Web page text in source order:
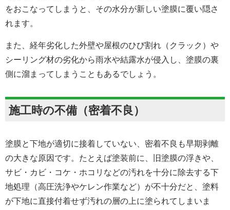
をおこなってしまうと、その水分が新しい塗膜に覆い隠さ
れます。
また、経年劣化した外壁や屋根のひび割れ（クラック）や
シーリング材の劣化から雨水や結露水が侵入し、塗膜の裏
側に溜まってしまうこともあるでしょう。
施工時の不備（密着不良）
塗膜と下地が適切に接着していない、密着不良も早期剥離
の大きな原因です。たとえば塗装前に、旧塗膜の浮きや、
サビ・カビ・コケ・ホコリなどの汚れを十分に除去する下
地処理（高圧洗浄やケレン作業など）が不十分だと、塗料
が下地に直接付着せず汚れの層の上に塗られてしまいま